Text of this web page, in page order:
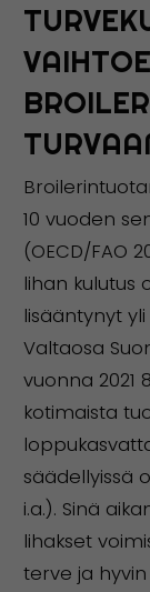
10 vuoden
(OECD/FAO
lihan kulutus
lisääntynyt yli
Valtaosa
vuonna 2021
kotimaista
säädellyissä
i.a.). Sinä
lihakset
terve ja